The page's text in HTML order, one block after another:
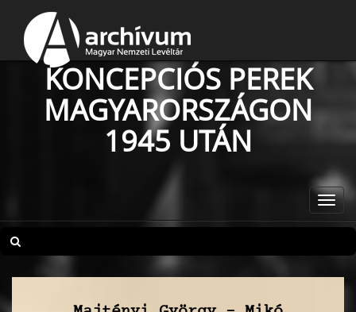
KONCEPCIÓS PEREK
MAGYARORSZÁGON
1945 UTÁN